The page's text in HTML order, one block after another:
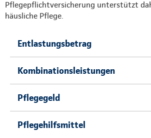
Pflegepflichtversicherung unterstützt
häusliche Pflege.
Entlastungsbetrag
Kombinationsleistungen
Pflegegeld
Pflegehilfsmittel